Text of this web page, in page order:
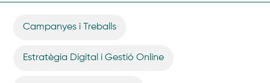
Campanyes i Treballs
Estratègia Digital i Gestió Online